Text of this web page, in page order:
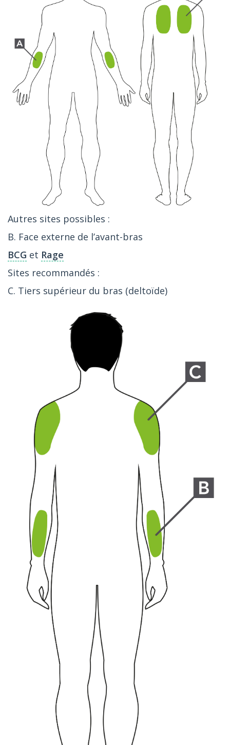
Autres sites possibles :
B. Face externe de l’avant-bras
BCG et Rage
Sites recommandés :
C. Tiers supérieur du bras (deltoïde)